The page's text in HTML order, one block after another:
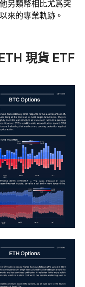
另類幣相比尤爲突
來的專業軌跡。
現貨 ETF